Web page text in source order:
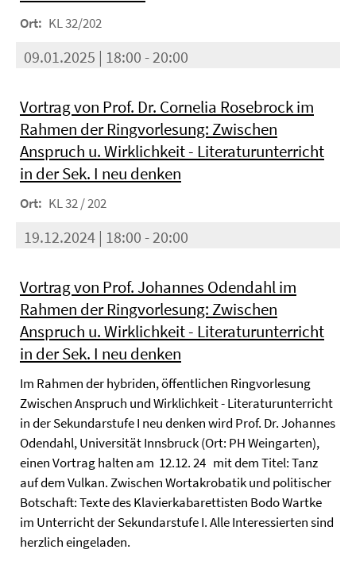
Ort: KL 32/202
09.01.2025 | 18:00 - 20:00
Vortrag von Prof. Dr. Cornelia Rosebrock im
Rahmen der Ringvorlesung: Zwischen
Anspruch u. Wirklichkeit - Literaturunterricht
in der Sek. I neu denken
Ort: KL 32 / 202
19.12.2024 | 18:00 - 20:00
Vortrag von Prof. Johannes Odendahl im
Rahmen der Ringvorlesung: Zwischen
Anspruch u. Wirklichkeit - Literaturunterricht
in der Sek. I neu denken
Im Rahmen der hybriden, öffentlichen Ringvorlesung
Zwischen Anspruch und Wirklichkeit - Literaturunterricht
in der Sekundarstufe I neu denken wird Prof. Dr. Johannes
Odendahl, Universität Innsbruck (Ort: PH Weingarten),
einen Vortrag halten am 12.12. 24 mit dem Titel: Tanz
auf dem Vulkan. Zwischen Wortakrobatik und politischer
Botschaft: Texte des Klavierkabarettisten Bodo Wartke
im Unterricht der Sekundarstufe I. Alle Interessierten sind
herzlich eingeladen.